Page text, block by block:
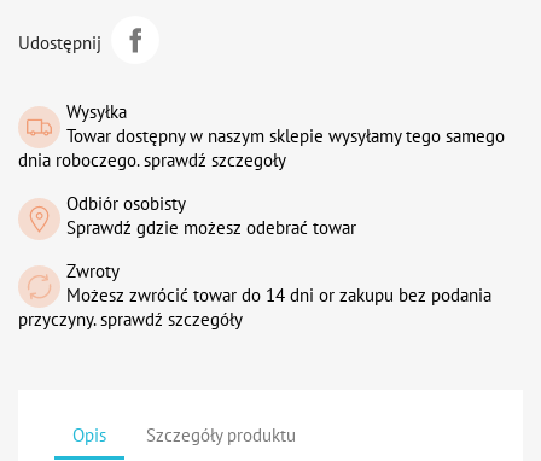
Udostępnij
Wysyłka
Towar dostępny w naszym sklepie wysyłamy tego samego
dnia roboczego. sprawdź szczegoły
Odbiór osobisty
Sprawdź gdzie możesz odebrać towar
Zwroty
Możesz zwrócić towar do 14 dni or zakupu bez podania
przyczyny. sprawdź szczegóły
Opis
Szczegóły produktu